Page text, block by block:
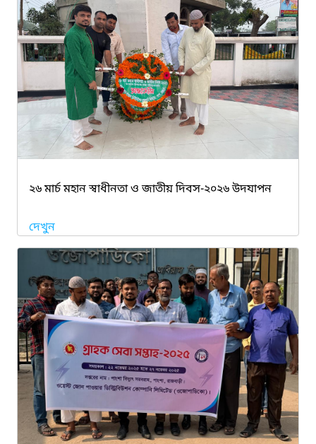
২৬ মার্চ মহান স্বাধীনতা ও জাতীয় দিবস-২০২৬ উদযাপন
দেখুন